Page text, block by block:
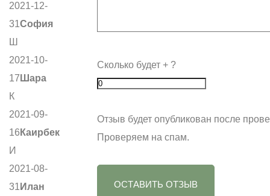
2021-12-
31София
Ш
2021-10-
17 Шара
К
2021-09-
16 Каирбек
И
2021-08-
31 Илан
Сколько будет + ?
Отзыв будет опубликован после
Проверяем на спам.
ОСТАВИТЬ ОТЗЫВ